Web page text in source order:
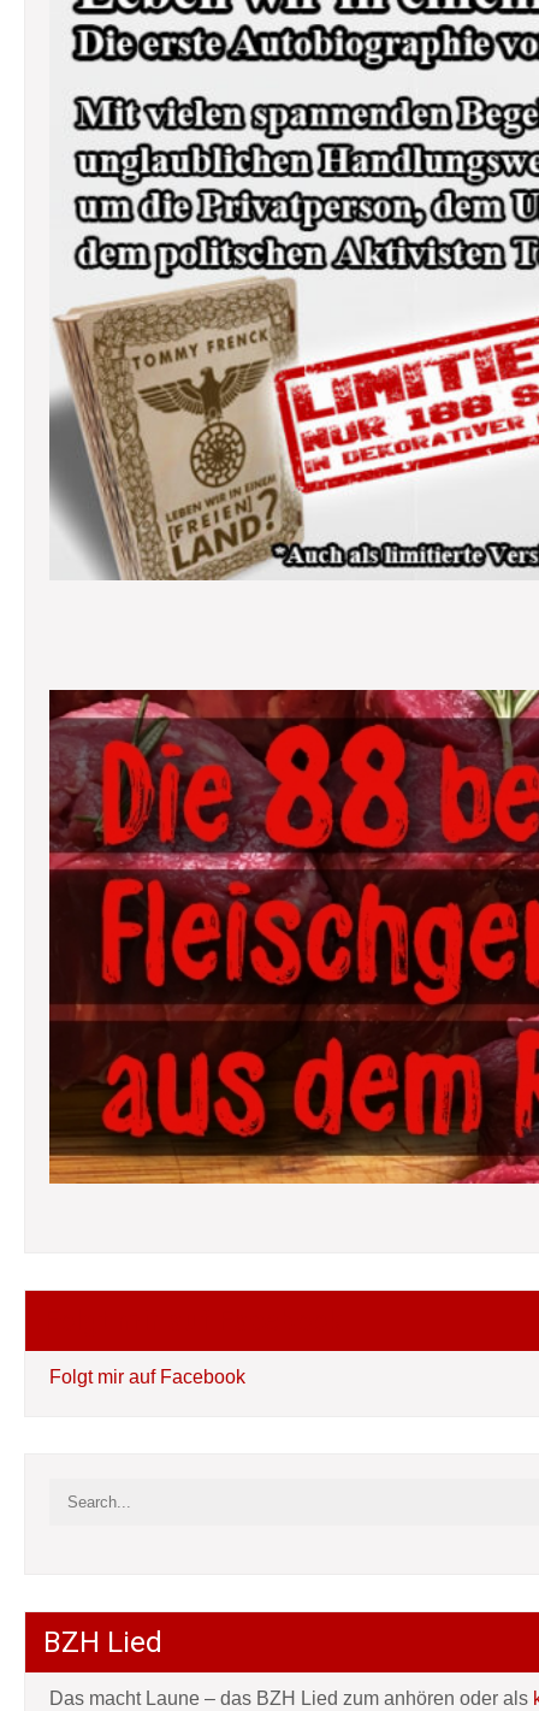
Folgt mir auf Facebook
BZH Lied
Das macht Laune – das BZH Lied zum anhören oder als